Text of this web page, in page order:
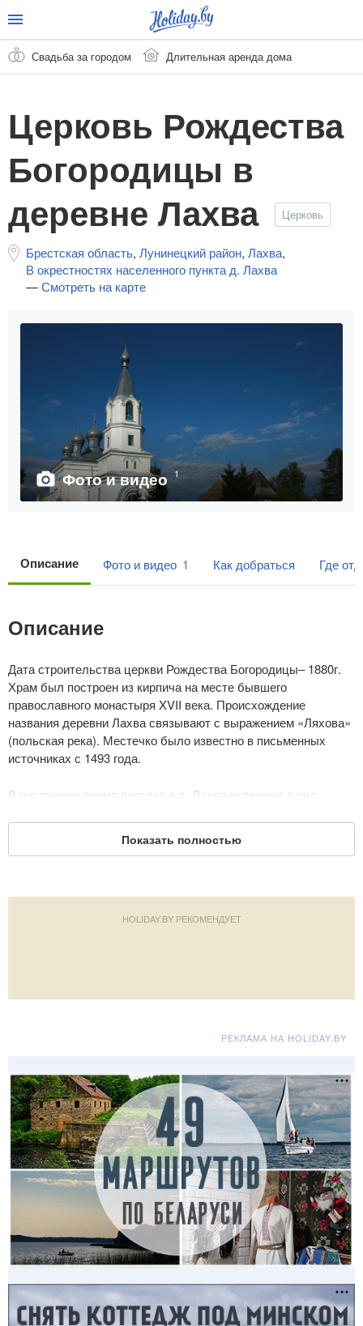
Свадьба за городом Длительная аренда дома
Церковь Рождества
Богородицы в
деревне Лахва
Церковь
Брестская область, Лунинецкий район, Лахва,
В окрестностях населенного пункта д. Лахва
—Смотреть на карте
Фото и видео 1
Описание Фото и видео 1 Как добраться Где
Описание
Дата строительства церкви Рождества Богородицы– 1880г.
Храм был построен из кирпича на месте бывшего
православного монастыря XVII века. Происхождение
названия деревни Лахва связывают с выражением «Ляхова»
(польская река). Местечко было известно в письменных
источниках с 1493 года.
В настоящее время поездка в д. Лахва включена в ряд
«Отдых выходного дня в Беларуси» (или «Отдых в Беларуси
предполагающие туризм и отдых в Беларуси.
Показать полностью
HOLIDAY.BY РЕКОМЕНДУЕТ
РЕКЛАМА НА HOLIDAY.BY